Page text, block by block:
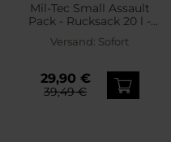
Mil-Tec Small Assault
Pack - Rucksack 20 l -
Schwarz
Versand: Sofort
29,90 €
39,49 €